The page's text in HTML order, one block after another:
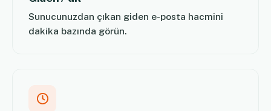
Sunucunuzdan çıkan giden e-posta hacmini
dakika bazında görün.